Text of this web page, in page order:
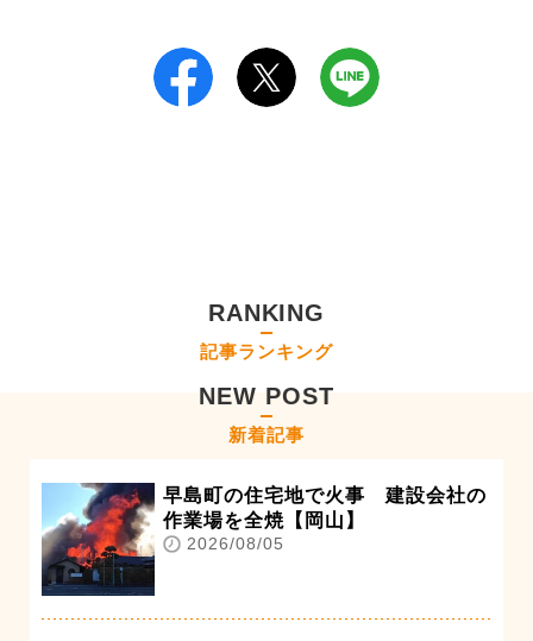
RANKING
記事ランキング
NEW POST
新着記事
早島町の住宅地で火事 建設会社の
作業場を全焼【岡山】
2026/08/05